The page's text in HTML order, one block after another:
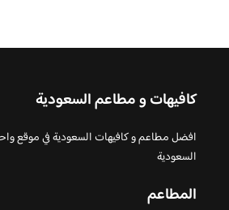
كافيهات و مطاعم السعودية
افضل مطاعم و كافيهات السعودية في موقع
السعودية
المطاعم